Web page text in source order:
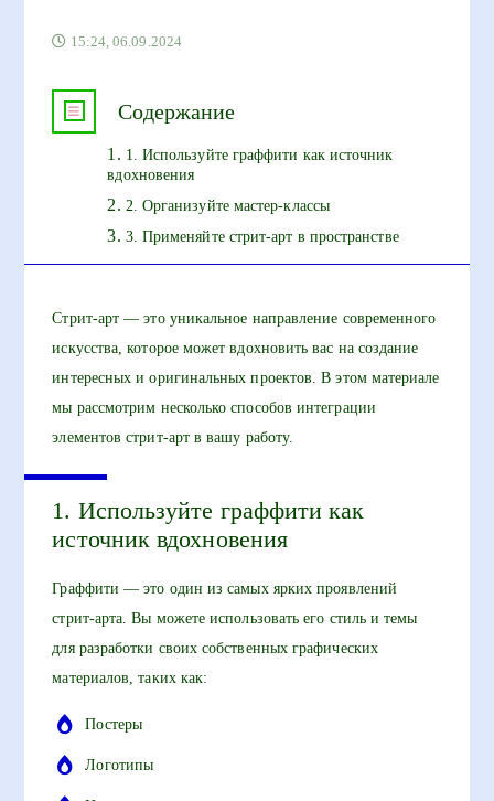
15:24, 06.09.2024
Содержание
1. Используйте граффити как источник
вдохновения
2. Организуйте мастер-классы
3. Применяйте стрит-арт в пространстве
Стрит-арт — это уникальное направление современного
искусства, которое может вдохновить вас на создание
интересных и оригинальных проектов. В этом материале
мы рассмотрим несколько способов интеграции
элементов стрит-арт в вашу работу.
1. Используйте граффити как
источник вдохновения
Граффити — это один из самых ярких проявлений
стрит-арта. Вы можете использовать его стиль и темы
для разработки своих собственных графических
материалов, таких как:
Постеры
Логотипы